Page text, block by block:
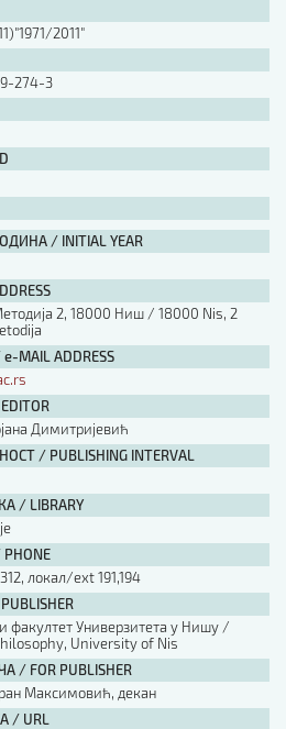
2011"
274-3
/ INITIAL YEAR
2, 18000 Ниш / 18000 Nis, 2
MAIL ADDRESS
Димитријевић
/ PUBLISHING INTERVAL
/ LIBRARY
локал/ext 191,194
факултет Универзитета у Нишу /
University of Nis
/ FOR PUBLISHER
Максимовић, декан
/ URL